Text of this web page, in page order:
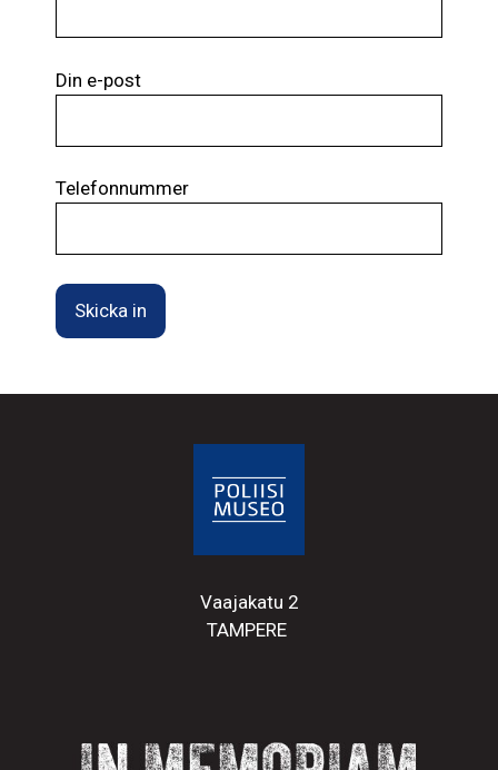
Din e-post
Telefonnummer
Vaajakatu 2
TAMPERE